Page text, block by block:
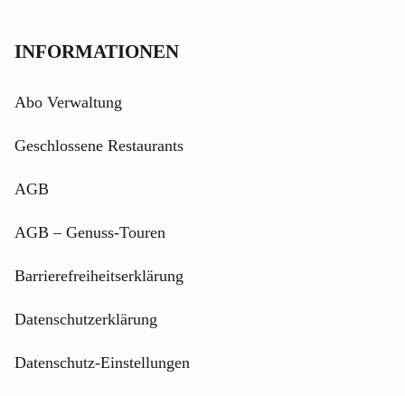
INFORMATIONEN
Abo Verwaltung
Geschlossene Restaurants
AGB
AGB – Genuss-Touren
Barrierefreiheitserklärung
Datenschutzerklärung
Datenschutz-Einstellungen